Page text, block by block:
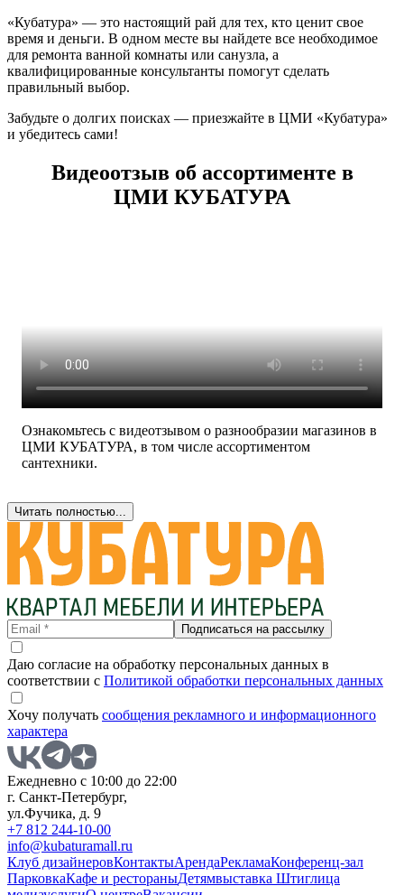
«Кубатура» — это настоящий рай для тех, кто ценит свое
время и деньги. В одном месте вы найдете все необходимое
для ремонта ванной комнаты или санузла, а
квалифицированные консультанты помогут сделать
правильный выбор.
Забудьте о долгих поисках — приезжайте в ЦМИ «Кубатура»
и убедитесь сами!
Видеоотзыв об ассортименте в
ЦМИ КУБАТУРА
Ознакомьтесь с видеотзывом о разнообразии магазинов в
ЦМИ КУБАТУРА, в том числе ассортиментом
сантехники.
Читать полностью...
Подписаться на рассылку
Даю согласие на обработку персональных данных в
соответствии с Политикой обработки персональных данных
Хочу получать сообщения рекламного и информационного
характера
Ежедневно с 10:00 до 22:00
г. Санкт-Петербург,
ул.Фучика, д. 9
+7 812 244-10-00
info@kubaturamall.ru
Клуб дизайнеровКонтактыАрендаРекламаКонференц-зал
ПарковкаКафе и рестораныДетямвыставка Штиглица